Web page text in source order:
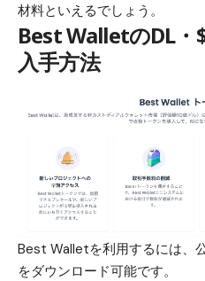
材料といえるでしょう。
Best WalletのDL・
入手方法
Best Walletを利用するには、
をダウンロード可能です。